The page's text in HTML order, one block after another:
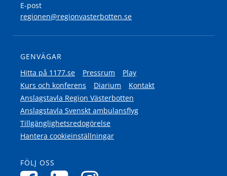
E-post
regionen@regionvasterbotten.se
GENVÄGAR
Hitta på 1177.se
Pressrum
Play
Kurs och konferens
Diarium
Kontakt
Anslagstavla Region Västerbotten
Anslagstavla Svenskt ambulansflyg
Tillgänglighetsredogörelse
Hantera cookieinställningar
FÖLJ OSS